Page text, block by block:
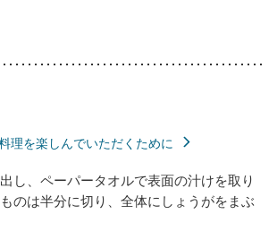
理を楽しんでいただくために
し、ペーパータオルで表面の汁けを取り
のは半分に切り、全体にしょうがをまぶ